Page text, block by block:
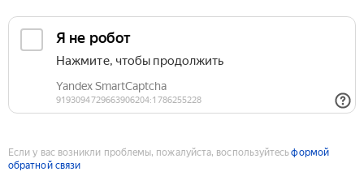
Если у вас возникли проблемы, пожалуйста, воспользуйтесьформой
обратной связи